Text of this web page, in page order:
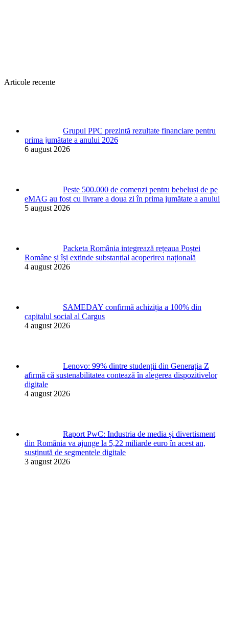
Articole recente
Grupul PPC prezintă rezultate financiare pentru
prima jumătate a anului 2026
6 august 2026
Peste 500.000 de comenzi pentru bebeluși de pe
eMAG au fost cu livrare a doua zi în prima jumătate a anului
5 august 2026
Packeta România integrează rețeaua Poștei
Române și își extinde substanțial acoperirea națională
4 august 2026
SAMEDAY confirmă achiziția a 100% din
capitalul social al Cargus
4 august 2026
Lenovo: 99% dintre studenții din Generația Z
afirmă că sustenabilitatea contează în alegerea dispozitivelor
digitale
4 august 2026
Raport PwC: Industria de media și divertisment
din România va ajunge la 5,22 miliarde euro în acest an,
susținută de segmentele digitale
3 august 2026